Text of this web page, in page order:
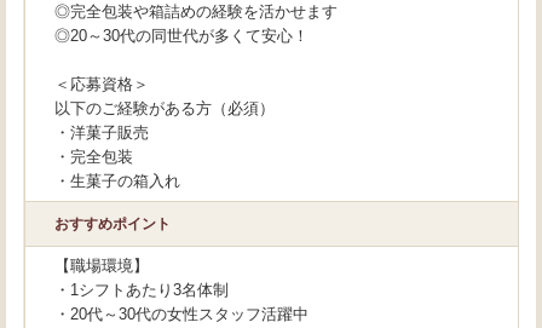
◎完全包装や箱詰めの経験を活かせます
◎20～30代の同世代が多くて安心！
＜応募資格＞
以下のご経験がある方（必須）
・洋菓子販売
・完全包装
・生菓子の箱入れ
おすすめポイント
【職場環境】
・1シフトあたり3名体制
・20代～30代の女性スタッフ活躍中